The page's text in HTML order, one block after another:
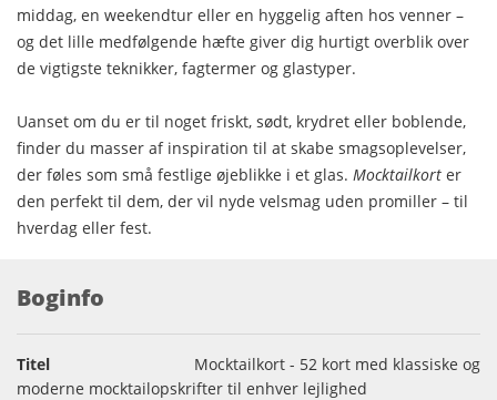
middag, en weekendtur eller en hyggelig aften hos venner –
og det lille medfølgende hæfte giver dig hurtigt overblik over
de vigtigste teknikker, fagtermer og glastyper.
Uanset om du er til noget friskt, sødt, krydret eller boblende,
finder du masser af inspiration til at skabe smagsoplevelser,
der føles som små festlige øjeblikke i et glas. Mocktailkort er
den perfekt til dem, der vil nyde velsmag uden promiller – til
hverdag eller fest.
Boginfo
Titel
Mocktailkort - 52 kort med klassiske og
moderne mocktailopskrifter til enhver lejlighed